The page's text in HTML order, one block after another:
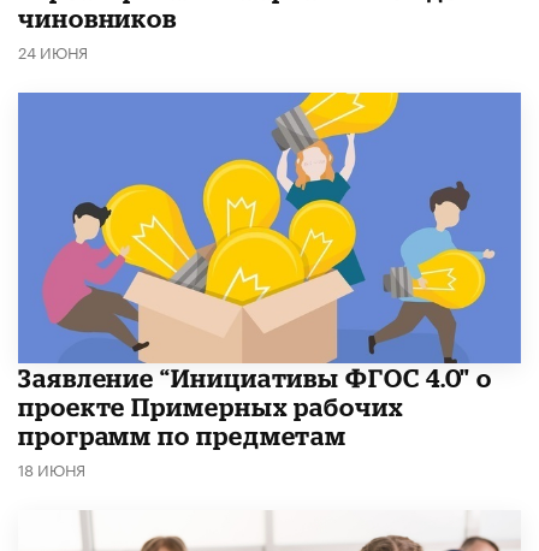
чиновников
24 ИЮНЯ
Заявление “Инициативы ФГОС 4.0" о
проекте Примерных рабочих
программ по предметам
18 ИЮНЯ